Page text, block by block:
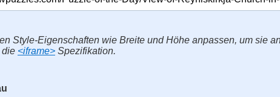
Style-Eigenschaften wie Breite und Höhe anpassen, um sie
die <iframe> Spezifikation.